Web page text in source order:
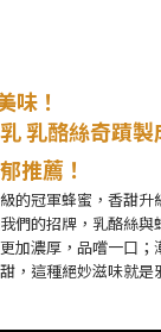
味！
乳酪絲奇蹟製
推薦！
的冠軍蜂蜜，香甜升
們的招牌， 乳酪絲與
加濃厚，品嚐一口；
， 這種絕妙滋味就是